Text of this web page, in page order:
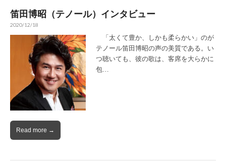
笛田博昭（テノール）インタビュー
2020/12/18
「太くて豊か、しかも柔らかい」のが
テノール笛田博昭の声の美質である。い
つ聴いても、彼の歌は、客席を大らかに
包…
Read more →